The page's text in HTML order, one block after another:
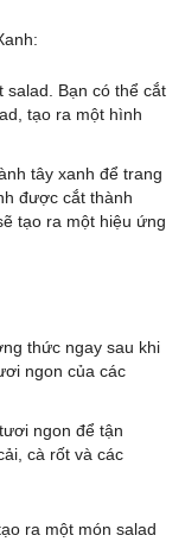
Bạn có thể cắt
tạo ra một hình
tây xanh để trang
được cắt thành
tạo ra một hiệu ứng
thức ngay sau khi
ngon của các
ngon để tận
cà rốt và các
ra một món salad